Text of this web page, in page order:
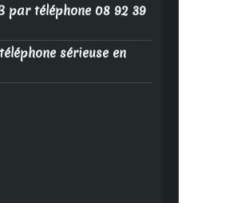
par téléphone 08 92 39
sérieuse en